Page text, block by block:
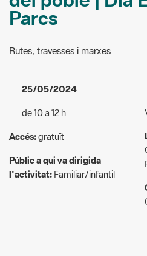
Parcs
Rutes, travesses i marxes
25/05/2024
de 10 a 12 h
Accés:gratuït
Públic a qui va dirigida
l'activitat: Familiar/infantil